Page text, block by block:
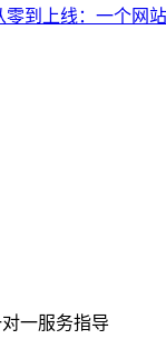
零到上线：一个网
一服务指导